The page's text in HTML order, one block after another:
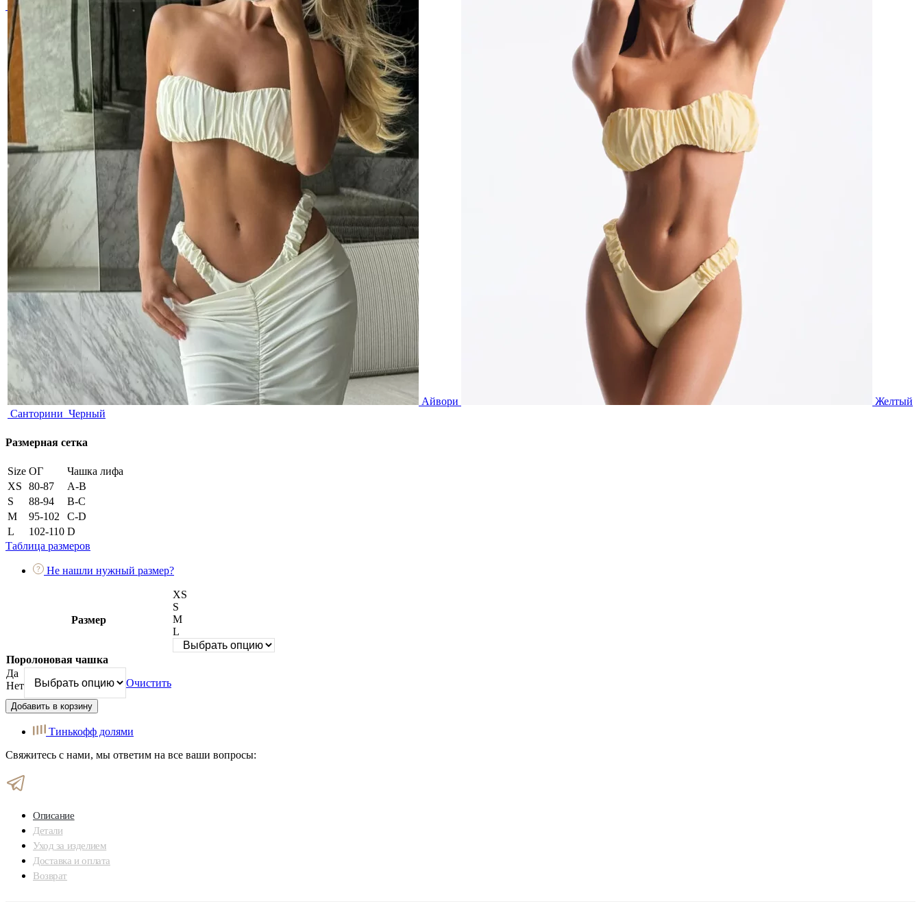
0элемент
Айвори
Желтый
Санторини Черный
Размерная сетка
Size ОГ
Чашка лифа
XS
80-87
A-B
S
88-94
B-C
M
95-102
C-D
L
102-110 D
Таблица размеров
Не нашли нужный размер?
Размер
XS
S
M
L
Поролоновая чашка
Да
Нет
Очистить
Добавить в корзину
Тинькофф долями
Свяжитесь с нами, мы ответим на все ваши вопросы:
Описание
Детали
Уход за изделием
Доставка и оплата
Возврат